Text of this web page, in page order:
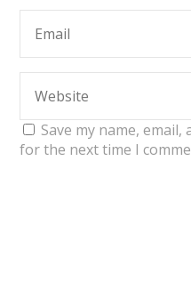
Save my name,
for the next time I